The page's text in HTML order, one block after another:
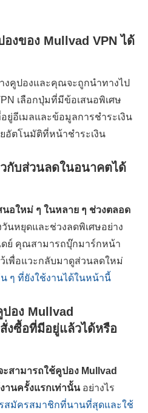
งของ Mullvad VPN ได้
งคูปองและคุณจะถูกนำทางไป
เลือกปุ่มที่มีข้อเสนอพิเศษ
อีเมลและข้อมูลการชำระเงิน
อัตโนมัติที่หน้าชำระเงิน
กับส่วนลดในอนาคตได้
อใหม่ ๆ ในหลาย ๆ ช่วงตลอด
วันหยุดและช่วงลดพิเศษอย่าง
ดย์ คุณสามารถบุ๊กมาร์กหน้า
เพื่อแวะกลับมาดูส่วนลดใหม่
ๆ ที่ยังใช้งานได้ในหน้านี้
อง Mullvad
งซื้อที่มีอยู่แล้วได้หรือ
สามารถใช้คูปอง Mullvad
นครั้งแรกเท่านั้นอย่างไร
สมัครสมาชิกที่นานที่สุดและใช้